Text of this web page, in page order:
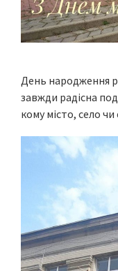
День народження
завжди радісна
кому місто, село